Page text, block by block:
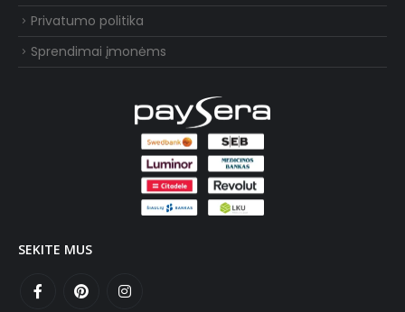
Privatumo politika
Sprendimai įmonėms
SEKITE MUS